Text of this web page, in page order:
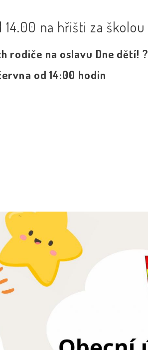
na hřišti za školou
rodiče na oslavu Dne dětí! ?
od 14:00 hodin